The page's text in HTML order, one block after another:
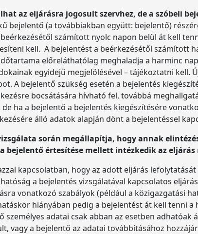
az eljárásra jogosult szervhez, de a szóbeli
bejelentő (a továbbiakban együtt: bejelentő)
számított nyolc napon belül át kell
kell. A bejelentést a beérkezésétől számított
előreláthatólag meghaladja a harminc
egyidejű megjelölésével – tájékoztatni kell.
A bejelentő szükség esetén a bejelentés
bocsátására hívható fel, továbbá
ha a bejelentő a bejelentés kiegészítésére
álló adatok alapján dönt a bejelentéssel
során megállapítja, hogy annak
bejelentő értesítése mellett intézkedik az
kapcsolatban, hogy az adott eljárás
a bejelentés vizsgálatával kapcsolatos
vonatkozó szabályok (például a közigazgatási
hiányában pedig a bejelentést át kell tenni
adatai csak abban az esetben adhatóak
vagy a bejelentő az adatai továbbításához